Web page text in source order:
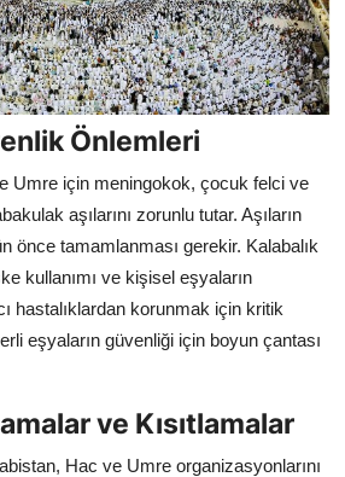
Önlemleri
Umre için meningokok, çocuk felci ve
aşılarını zorunlu tutar. Aşıların
önce tamamlanması gerekir. Kalabalık
kullanımı ve kişisel eşyaların
hastalıklardan korunmak için kritik
eşyaların güvenliği için boyun çantası
ve Kısıtlamalar
Hac ve Umre organizasyonlarını